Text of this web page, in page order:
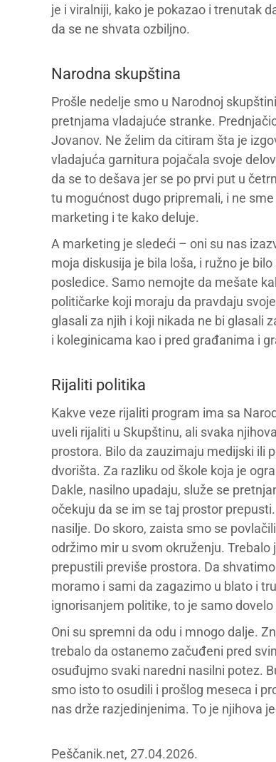
je i viralniji, kako je pokazao i trenutak
da se ne shvata ozbiljno.
Narodna skupština
Prošle nedelje smo u Narodnoj
pretnjama vladajuće stranke.
Jovanov. Ne želim da citiram šta je
vladajuća garnitura pojačala svoje
da se to dešava jer se po prvi put u
tu mogućnost dugo pripremali, i ne
marketing i te kako deluje.
A marketing je sledeći – oni su nas
moja diskusija je bila loša, i ružno je
posledice. Samo nemojte da mešate
političarke koji moraju da pravdaju
glasali za njih i koji nikada ne bi glasali
i koleginicama kao i pred građanima i
Rijaliti politika
Kakve veze rijaliti program ima sa
uveli rijaliti u Skupštinu, ali svaka
prostora. Bilo da zauzimaju medijski ili
dvorišta. Za razliku od škole koja je
Dakle, nasilno upadaju, služe se
očekuju da se im se taj prostor
nasilje. Do skoro, zaista smo se
održimo mir u svom okruženju.
prepustili previše prostora. Da
moramo i sami da zagazimo u blato i
ignorisanjem politike, to je samo
Oni su spremni da odu i mnogo dalje.
trebalo da ostanemo začuđeni pred
osuđujmo svaki naredni nasilni potez.
smo isto to osudili i prošlog meseca i
nas drže razjedinjenima. To je njihova
Peščanik.net, 27.04.2026.